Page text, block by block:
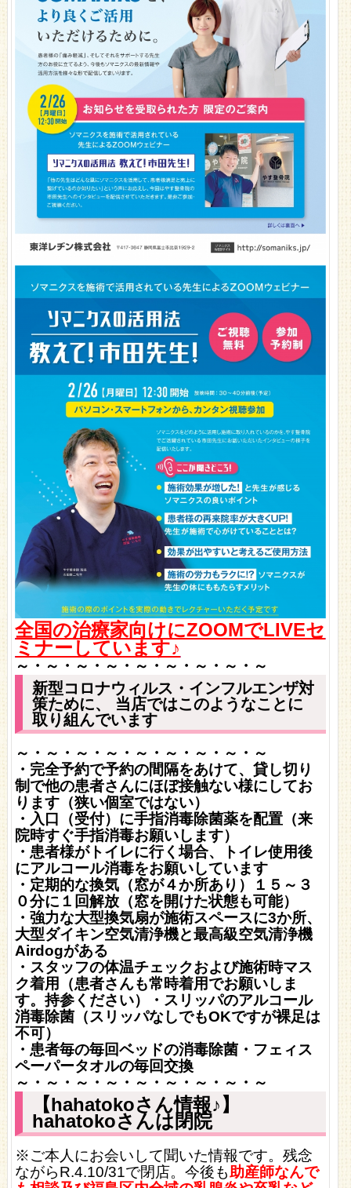
全国の治療家向けにZOOMでLIVEセ
ミナーしています♪
～・～・～・～・～・～・～・～・～
新型コロナウィルス・インフルエンザ対
策ために、 当店ではこのようなことに
取り組んでいます
～・～・～・～・～・～・～・～・～
・完全予約で予約の間隔をあけて、貸し切り
制で他の患者さんにほぼ接触ない様にしてお
ります（狭い個室ではない）
・入口（受付）に手指消毒除菌薬を配置（来
院時すぐ手指消毒お願いします）
・患者様がトイレに行く場合、トイレ使用後
にアルコール消毒をお願いしています
・定期的な換気（窓が４か所あり）１５～３
０分に１回解放（窓を開けた状態も可能）
・強力な大型換気扇が施術スペースに3か所、
大型ダイキン空気清浄機と最高級空気清浄機
Airdogがある
・スタッフの体温チェックおよび施術時マス
ク着用（患者さんも常時着用でお願いしま
す。持参ください）
・スリッパのアルコール
消毒除菌（スリッパなしでもOKですが裸足は
不可）
・患者毎の毎回ベッドの消毒除菌・フェィス
ペーパータオルの毎回交換
～・～・～・～・～・～・～・～・～
【hahatokoさん情報♪】
hahatokoさんは閉院
※ご本人にお会いして聞いた情報です。残念
ながらR.4.10/31で閉店。今後も助産師なんで